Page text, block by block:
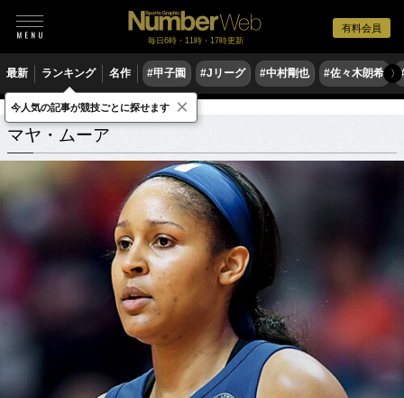
有料会員
毎日6時・11時・17時更新
最新 ランキング 名作 #甲子園 #Jリーグ #中村剛也 #佐々木朗希 〉
マヤ・ムーア 関連記事
マヤ・ムーア
今人気の記事が競技ごとに探せます ×